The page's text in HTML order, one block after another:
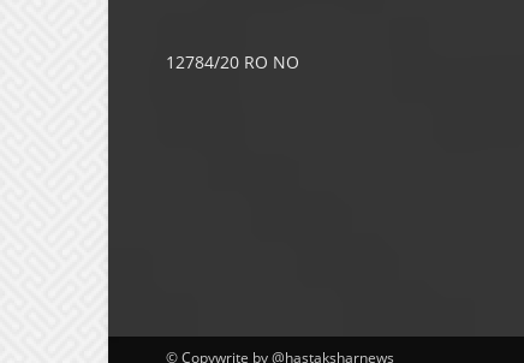
12784/20 RO NO
© Copywrite by @hastaksharnews